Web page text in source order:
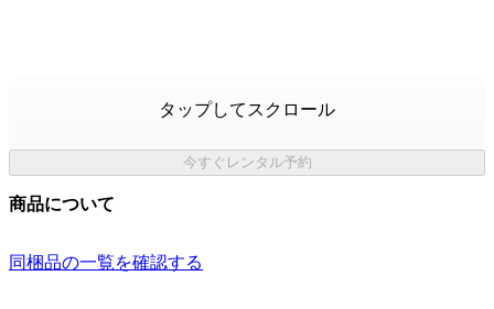
タップしてスクロール
今すぐレンタル予約
商品について
同梱品の一覧を確認する